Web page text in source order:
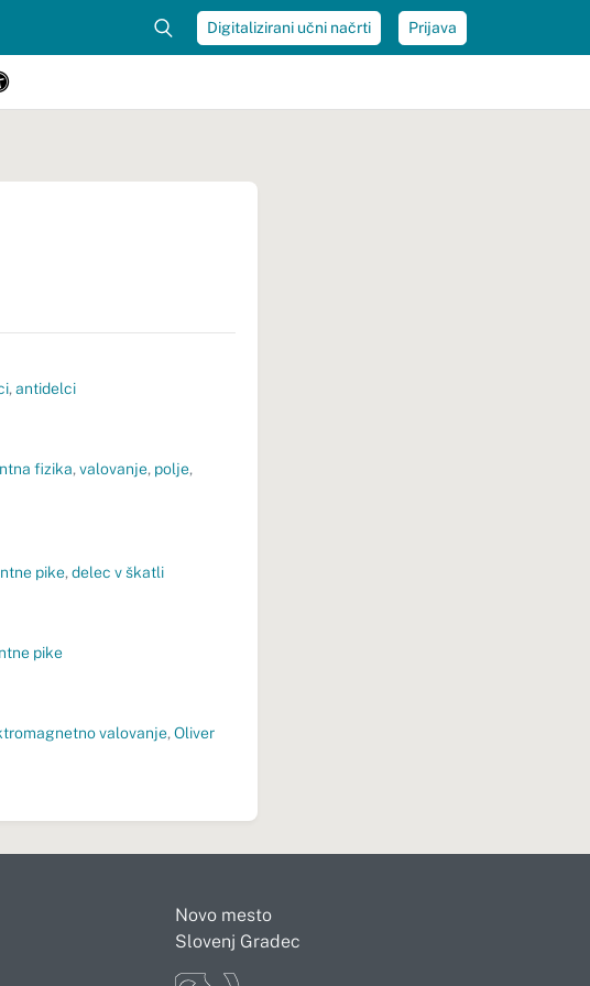
Digitalizirani učni načrti Prijava
, antidelci
fizika, valovanje, polje,
pike, delec v škatli
pike
valovanje, Oliver
Novo mesto
Slovenj Gradec